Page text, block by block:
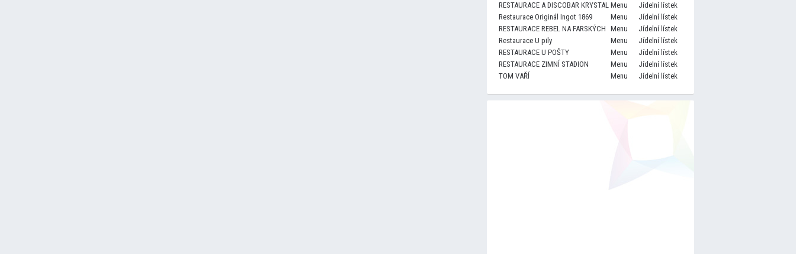
RESTAURACE A DISCOBAR KRYSTAL Menu
Jídelní lístek
Restaurace Originál Ingot 1869
Menu
Jídelní lístek
RESTAURACE REBEL NA FARSKÝCH Menu
Jídelní lístek
Restaurace U pily
Menu
Jídelní lístek
RESTAURACE U POŠTY
Menu
Jídelní lístek
RESTAURACE ZIMNÍ STADION
Menu
Jídelní lístek
TOM VAŘÍ
Menu Jídelní lístek